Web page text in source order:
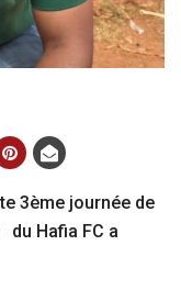
3ème journée de
Hafia FC a